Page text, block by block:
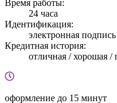
Время работы:
24 часа
Идентификация:
электронная подпись
Кредитная история:
отличная / хорошая /
оформление до 15 минут